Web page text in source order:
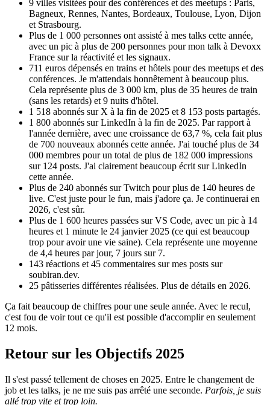
9 villes visitées pour des conférences et des meetups : Paris,
Bagneux, Rennes, Nantes, Bordeaux, Toulouse, Lyon, Dijon
et Strasbourg.
Plus de 1 000 personnes ont assisté à mes talks cette année,
avec un pic à plus de 200 personnes pour mon talk à Devoxx
France sur la réactivité et les signaux.
711 euros dépensés en trains et hôtels pour des meetups et des
conférences. Je m'attendais honnêtement à beaucoup plus.
Cela représente plus de 3 000 km, plus de 35 heures de train
(sans les retards) et 9 nuits d'hôtel.
1 518 abonnés sur X à la fin de 2025 et 8 153 posts partagés.
1 800 abonnés sur LinkedIn à la fin de 2025. Par rapport à
l'année dernière, avec une croissance de 63,7 %, cela fait plus
de 700 nouveaux abonnés cette année. J'ai touché plus de 34
000 membres pour un total de plus de 182 000 impressions
sur 124 posts. J'ai clairement beaucoup écrit sur LinkedIn
cette année.
Plus de 240 abonnés sur Twitch pour plus de 140 heures de
live. C'est juste pour le fun, mais j'adore ça. Je continuerai en
2026, c'est sûr.
Plus de 1 600 heures passées sur VS Code, avec un pic à 14
heures et 1 minute le 24 janvier 2025 (ce qui est beaucoup
trop pour avoir une vie saine). Cela représente une moyenne
de 4,4 heures par jour, 7 jours sur 7.
143 réactions et 45 commentaires sur mes posts sur
soubiran.dev.
25 pâtisseries différentes réalisées. Plus de détails en 2026.
Ça fait beaucoup de chiffres pour une seule année. Avec le recul,
c'est fou de voir tout ce qu'il est possible d'accomplir en seulement
12 mois.
Retour sur les Objectifs 2025
Il s'est passé tellement de choses en 2025. Entre le changement de
job et les talks, je ne me suis pas arrêté une seconde. Parfois, je suis
allé trop vite et trop loin.